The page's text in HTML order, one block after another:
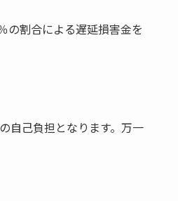
の割合による遅延損害金を
自己負担となります。万一